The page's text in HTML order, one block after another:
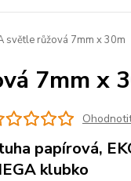
světle růžová 7mm x 30m
7mm x
papírová,
klubko